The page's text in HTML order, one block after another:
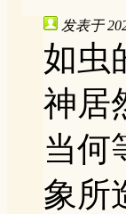
发表于
如虫
神居
当何
象所